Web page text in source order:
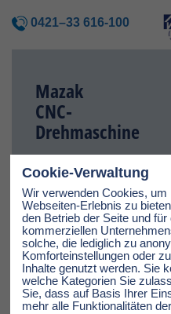
0421–33 616-100
Mazak
CNC-
Drehmaschine
Cookie-Verwaltung
Wir verwenden Cookies, um
Webseiten-Erlebnis zu
den Betrieb der Seite und
kommerziellen
solche, die lediglich zu
Komforteinstellungen oder
Inhalte genutzt werden. Sie
welche Kategorien Sie
Sie, dass auf Basis Ihrer
mehr alle Funktionalitäten